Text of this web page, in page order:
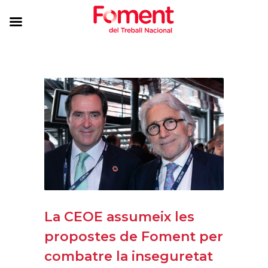
La CEOE assumeix les
propostes de Foment per
combatre la inseguretat